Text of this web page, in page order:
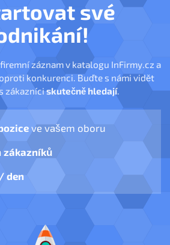
své
záznam v katalogu InFirmy.cz a
konkurenci. Buďte s námi vidět
zákazníciskutečně hledají.
ve vašem oboru
zákazníků
den